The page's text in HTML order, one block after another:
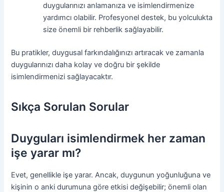
duygularınızı anlamanıza ve isimlendirmenize
yardımcı olabilir. Profesyonel destek, bu yolculukta
size önemli bir rehberlik sağlayabilir.
Bu pratikler, duygusal farkındalığınızı artıracak ve zamanla
duygularınızı daha kolay ve doğru bir şekilde
isimlendirmenizi sağlayacaktır.
Sıkça Sorulan Sorular
Duyguları isimlendirmek her zaman
işe yarar mı?
Evet, genellikle işe yarar. Ancak, duygunun yoğunluğuna ve
kişinin o anki durumuna göre etkisi değişebilir; önemli olan